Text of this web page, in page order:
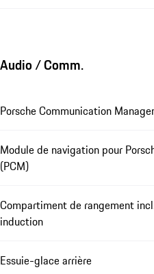
Audio / Comm.
Porsche Communication
Module de navigation pour
(PCM)
Compartiment de rangement
induction
Essuie-glace arrière